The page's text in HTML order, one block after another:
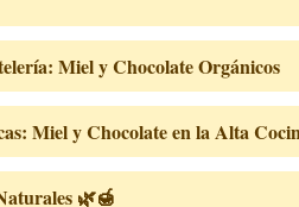
Miel y Chocolate Orgánicos
Miel y Chocolate en la Alta
🌿🍯